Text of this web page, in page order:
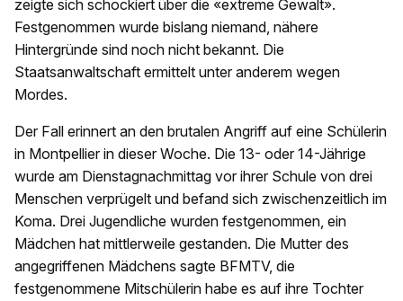
zeigte sich schockiert über die «extreme Gewalt».
Festgenommen wurde bislang niemand, nähere
Hintergründe sind noch nicht bekannt. Die
Staatsanwaltschaft ermittelt unter anderem wegen
Mordes.
Der Fall erinnert an den brutalen Angriff auf eine Schülerin
in Montpellier in dieser Woche. Die 13- oder 14-Jährige
wurde am Dienstagnachmittag vor ihrer Schule von drei
Menschen verprügelt und befand sich zwischenzeitlich im
Koma. Drei Jugendliche wurden festgenommen, ein
Mädchen hat mittlerweile gestanden. Die Mutter des
angegriffenen Mädchens sagte BFMTV, die
festgenommene Mitschülerin habe es auf ihre Tochter